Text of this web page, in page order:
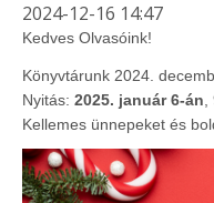
2024-12-16 14:47
Kedves Olvasóink!
Könyvtárunk 2024.
Nyitás: 2025. január 6-án
Kellemes ünnepeket és